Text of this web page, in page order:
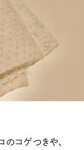
コゲつきや、